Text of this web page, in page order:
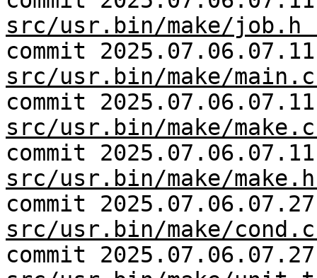
src/usr.bin/make/job.h
commit
src/usr.bin/make/
commit
src/usr.bin/make/
commit
src/usr.bin/make/
commit
src/usr.bin/make/
commit